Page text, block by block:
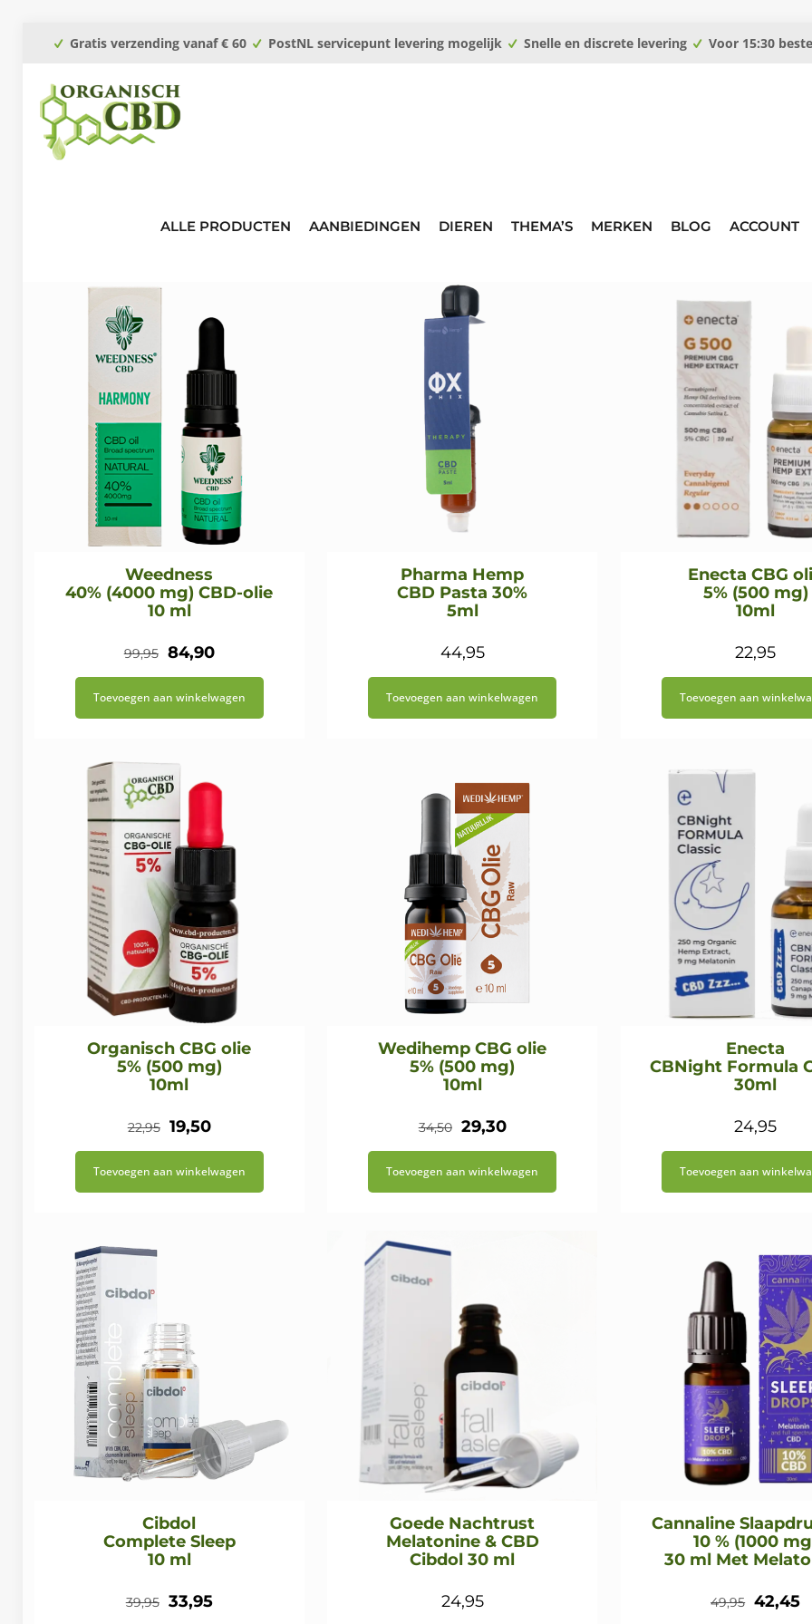
Gratis verzending vanaf € 60 PostNL servicepunt levering mogelijk Snelle en discrete levering Voor 15:30
ALLE PRODUCTEN AANBIEDINGEN DIEREN THEMA’S MERKEN BLOG ACCOUNT
Weedness
40% (4000 mg) CBD-olie
10 ml
99,95 Oorspronkelijke
prijs
84,90Huidige
prijs
is:
Toevoegen aan winkelwagen
Pharma Hemp
CBD Pasta 30%
5ml
44,95
Toevoegen aan winkelwagen
Enecta CBG
5% (500 mg)
10ml
22,95
Toevoegen aan
Organisch CBG olie
5% (500 mg)
10ml
22,95 Oorspronkelijke
prijs
19,50Huidige
prijs
is:
Toevoegen aan winkelwagen
Wedihemp CBG olie
5% (500 mg)
10ml
34,50 Oorspronkelijke
prijs
29,30Huidige
prijs
is:
Toevoegen aan winkelwagen
Enecta
CBNight Formula
30ml
24,95
Toevoegen aan
Cibdol
Complete Sleep
10 ml
39,95 Oorspronkelijke
33,95Huidige
Goede Nachtrust
Melatonine & CBD
Cibdol 30 ml
24,95
Cannaline
10 % (1000
30 ml Met
49,95 42,45